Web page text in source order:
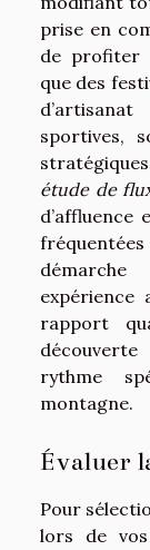
prise en
de profiter
que des
sportives,
étude de
d’affluence
expérience
rapport
rythme
montagne.
Évaluer
Pour
lors de